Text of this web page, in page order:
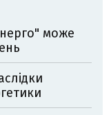
може